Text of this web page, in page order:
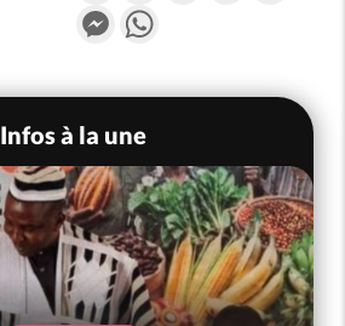
Messenger
Infos à la une